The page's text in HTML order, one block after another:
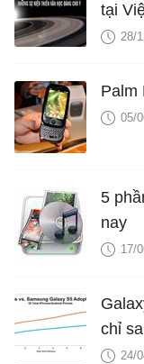
tại
28/
Palm
05/
5
nay
17/
chỉ
24/